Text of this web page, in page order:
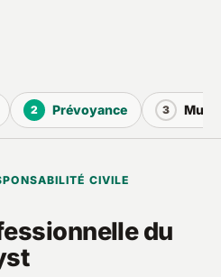
CIVILE
du
2 Prévoyance 3